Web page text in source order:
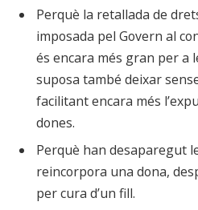
Perquè la retallada de
imposada pel Govern al
és encara més gran per a
suposa també deixar
facilitant encara més
dones.
Perquè han desaparegut
reincorpora una dona,
per cura d’un fill.